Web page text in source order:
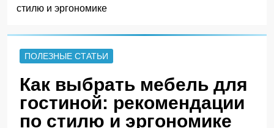
стилю и эргономике
ПОЛЕЗНЫЕ СТАТЬИ
Как выбрать мебель для
гостиной: рекомендации
по стилю и эргономике